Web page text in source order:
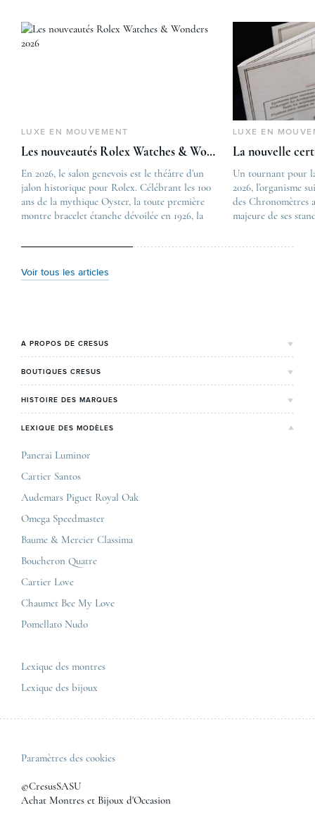
Voir tous les articles
LUXE EN MOUVEMENT
Les nouveautés Rolex Watches & Wonders 2026
En 2026, le salon genevois est le théâtre d’un
jalon historique pour Rolex. Célébrant les 100
ans de la mythique Oyster, la toute première
montre bracelet étanche dévoilée en 1926, la
commémorative alliant héritage patrimonial et
métallurgique à la réinterprétation esthétique
The post
Les nouveautés
first appeared on
Lovetime
LUXE EN
La nouvelle
Un tournant pour
2026, l’organisme
des Chronomètres
majeure de ses
Chronometer”,
A PROPOS DE CRESUS
L'Histoire de Cresus
Notre expertise
On parle de nous
Carrières
Conditions générales de vente
Mentions légales
Politique de confidentialité
Plan du site
Nous contacter
BOUTIQUES CRESUS
Lyon
Corner Maty Nantes
Corner Maty Strasbourg
Corner Maty Toulouse
Corner Maty Besançon Kennedy
HISTOIRE DES MARQUES
Rolex
Omega
IWC
Zénith
Tous les modèles de luxe
LEXIQUE DES MODÈLES
Panerai Luminor
Cartier Santos
Audemars Piguet Royal Oak
Omega Speedmaster
Baume & Mercier Classima
Boucheron Quatre
Cartier Love
Chaumet Bee My Love
Pomellato Nudo
Lexique des montres
Lexique des bijoux
Paramètres des cookies
©CresusSASU
Achat Montres et Bijoux d'Occasion